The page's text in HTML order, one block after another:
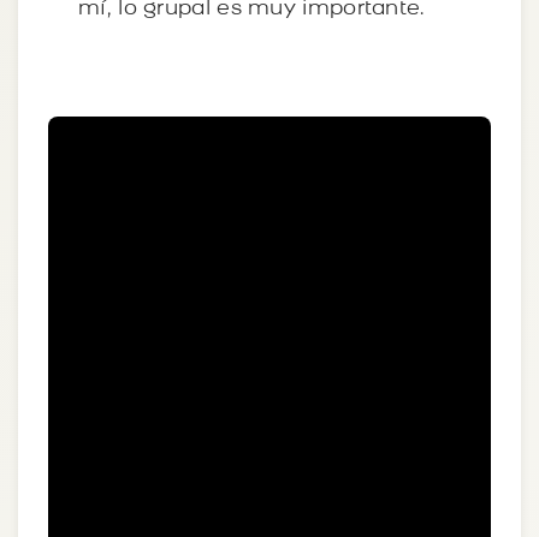
mí, lo grupal es muy importante.